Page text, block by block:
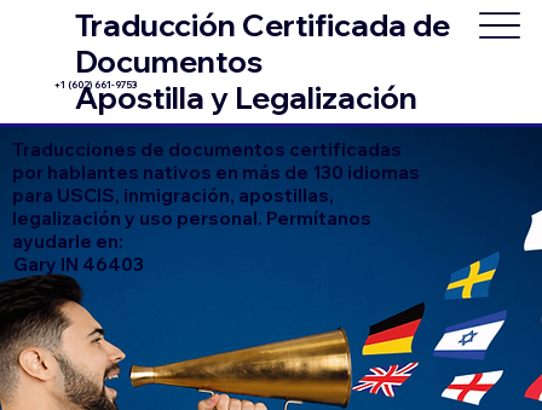
Traducción Certificada de
Documentos
Apostilla y Legalización
+1 (602) 661-9753
Traducciones de documentos certificadas
por hablantes nativos en más de 130 idiomas
para USCIS, inmigración, apostillas,
legalización y uso personal. Permítanos
ayudarle en:
Gary IN 46403